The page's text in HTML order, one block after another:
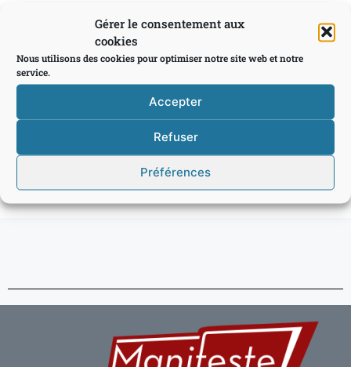
Gérer le consentement aux
cookies
Nous utilisons des cookies pour optimiser notre site web et notre
service.
Accepter
Refuser
Préférences
Nous sommes désolés, mais votre
transaction n'a pas pu être traitée. Veuillez
réessayer ou contacter l'assistance du site.